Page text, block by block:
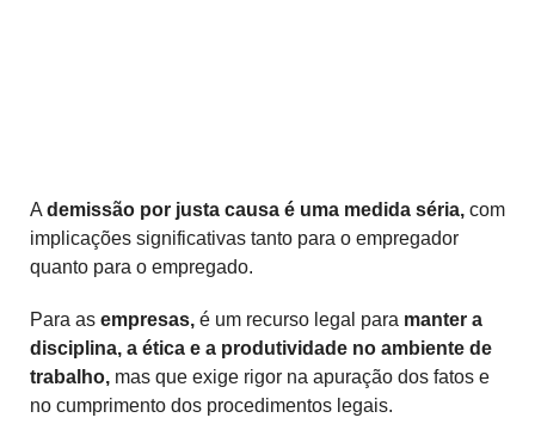
A demissão por justa causa é uma medida séria, com
implicações significativas tanto para o empregador
quanto para o empregado.
Para as empresas, é um recurso legal para manter a
disciplina, a ética e a produtividade no ambiente de
trabalho, mas que exige rigor na apuração dos fatos e
no cumprimento dos procedimentos legais.